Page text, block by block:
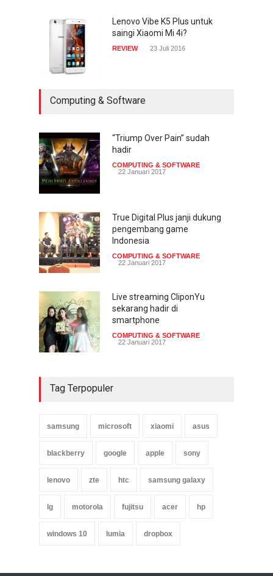
Lenovo Vibe K5 Plus untuk
saingi Xiaomi Mi 4i?
REVIEW 23 Juli 2016
Computing & Software
“Triump Over Pain” sudah
hadir
COMPUTING & SOFTWARE
22 Januari 2017
True Digital Plus janji dukung
pengembang game
Indonesia
COMPUTING & SOFTWARE
22 Januari 2017
Live streaming CliponYu
sekarang hadir di
smartphone
COMPUTING & SOFTWARE
22 Januari 2017
Tag Terpopuler
samsung microsoft xiaomi asus
blackberry google apple sony
lenovo zte htc samsung galaxy
lg motorola fujitsu acer hp
windows 10 lumia dropbox